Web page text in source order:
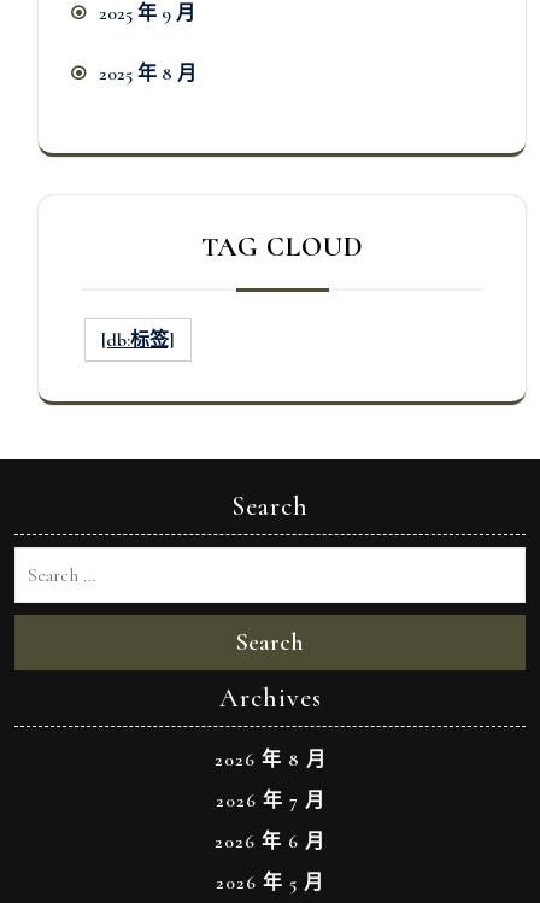
2025 年 9 月
2025 年 8 月
TAG CLOUD
[db:标签]
Search
Search
Archives
2026 年 8 月
2026 年 7 月
2026 年 6 月
2026 年 5 月